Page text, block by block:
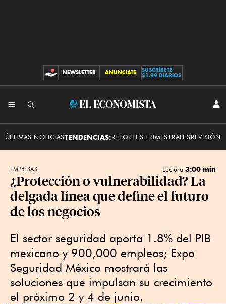
CONTRIBUCIONES
NEWSLETTER ANÚNCIATE
SUSCRÍBETE
$1.99 DIARIOS
El
ÚLTIMAS NOTICIASTENDENCIAS:REPORTES TRIMESTRALESREVISIÓN
EMPRESAS Lectura 3:00 min
¿Protección o vulnerabilidad? La
delgada línea que define el futuro
de los negocios
El sector seguridad aporta 1.8% del PIB
mexicano y 900,000 empleos; Expo
Seguridad México mostrará las
soluciones que impulsan su crecimiento
el próximo 2 y 4 de junio.